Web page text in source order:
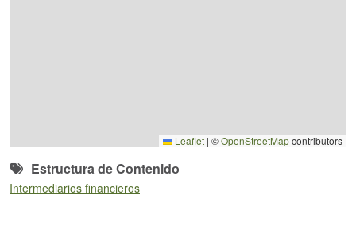
Leaflet | ©OpenStreetMapcontributors
Estructura de Contenido
Intermediarios financieros